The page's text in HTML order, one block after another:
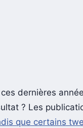
dernières
? Les
que certains